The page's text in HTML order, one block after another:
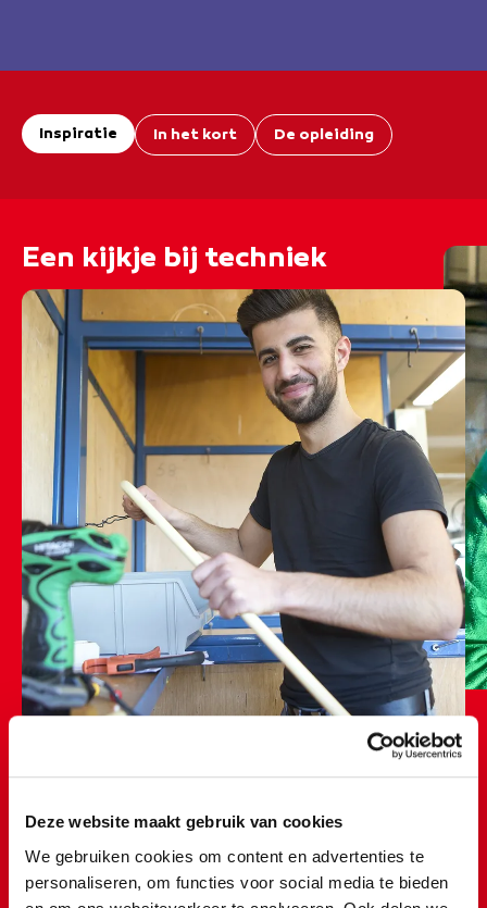
Deze website maakt gebruik van cookies
We gebruiken cookies om content en advertenties te
personaliseren, om functies voor social media te bieden
Inspiratie In het kort De opleiding
Een kijkje bij techniek
Tijdens mijn stage heb ik op